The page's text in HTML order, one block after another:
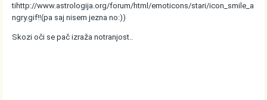
tihttp://www.astrologija.org/forum/html/emoticons/stari/icon_smile_a
ngry.gif!!(pa saj nisem jezna no:))
Skozi oči se pač izraža notranjost..